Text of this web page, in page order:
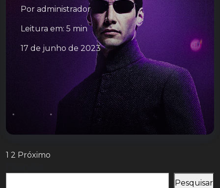
Por administrador
Leitura em: 5 min
17 de junho de 2023
Paginação
de
1 2 Próximo
Pesquisar